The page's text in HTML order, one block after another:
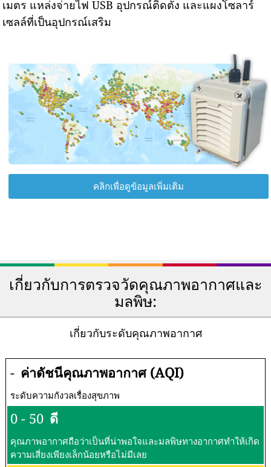
เมตร แหล่งจ่ายไฟ USB อุปกรณ์ติดตั้ง และแผงโซลาร์
เซลล์ที่เป็นอุปกรณ์เสริม
คลิกเพื่อดูข้อมูลเพิ่มเติม
เกี่ยวกับการตรวจวัดคุณภาพอากาศและ
มลพิษ:
เกี่ยวกับระดับคุณภาพอากาศ
- ค่าดัชนีคุณภาพอากาศ (AQI)
ระดับความกังวลเรื่องสุขภาพ
0 - 50 ดี
คุณภาพอากาศถือว่าเป็นที่น่าพอใจและมลพิษทางอากาศทำให้เกิด
ความเสี่ยงเพียงเล็กน้อยหรือไม่มีเลย